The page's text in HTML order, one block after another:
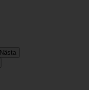
Nästa